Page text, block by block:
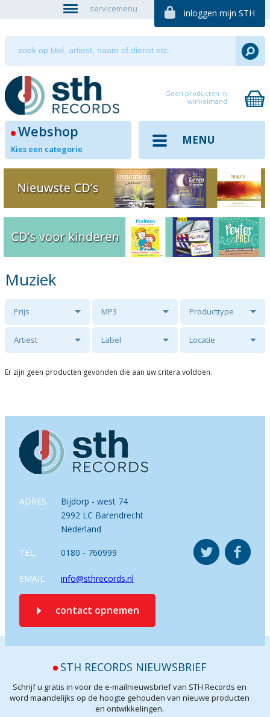
servicemenu inloggen mijn STH
Geen producten in
winkelmand
Webshop
Kies een categorie
MENU
Muziek
Prijs MP3 Producttype
Artiest Label Locatie
Er zijn geen producten gevonden die aan uw critera voldoen.
ADRES
Bijdorp - west 74
2992 LC Barendrecht
Nederland
TEL. 0180 - 760999
EMAIL info@sthrecords.nl
contact opnemen
STH RECORDS NIEUWSBRIEF
Schrijf u gratis in voor de e-mailnieuwsbrief van STH Records en
word maandelijks op de hoogte gehouden van nieuwe producten
en ontwikkelingen.